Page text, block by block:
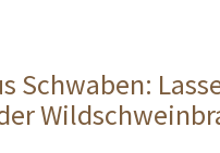
Schwaben: